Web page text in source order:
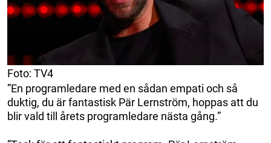
Foto: TV4
”En programledare med en sådan empati och så
duktig, du är fantastisk Pär Lernström, hoppas att du
blir vald till årets programledare nästa gång.”